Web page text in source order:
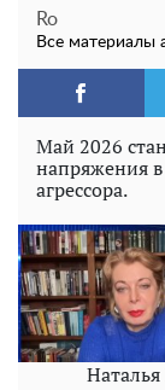
Ro
Все материалы
Май 2026
напряжения
агрессора.